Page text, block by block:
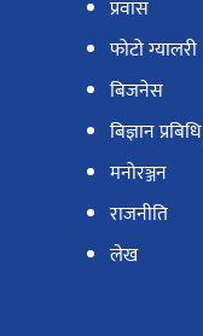
प्रवास
फोटो ग्यालरी
बिजनेस
बिज्ञान प्रबिधि
मनोरञ्जन
राजनीति
लेख